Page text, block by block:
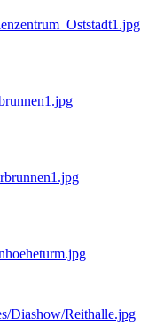
Diashow/Reithalle.jpg